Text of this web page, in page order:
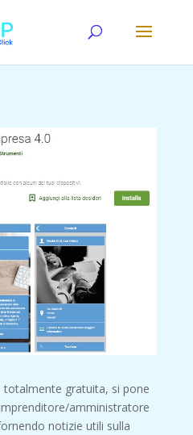
totalmente gratuita, si pone
amministratore
notizie utili sulla